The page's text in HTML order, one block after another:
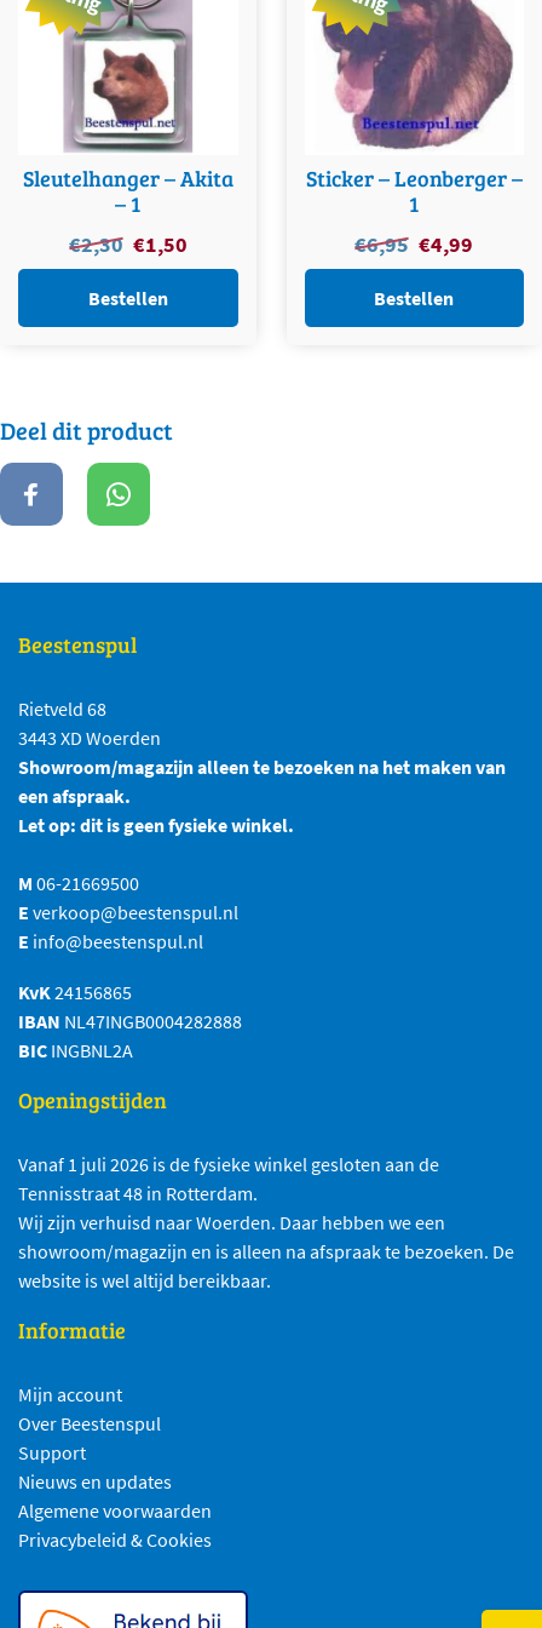
Sleutelhanger – Akita
– 1
€2,30 Oorspronkelijke
prijs
was:
€2,30.
€1,50Huidige
prijs
€1,50.
Bestellen
Sticker – Leonberger –
1
€6,95 Oorspronkelijke
prijs
was:
€6,95.
€4,99
prijs
€4,99.
Bestellen
Deel dit product
Beestenspul
Rietveld 68
3443 XD Woerden
Showroom/magazijn alleen te bezoeken na het maken van
een afspraak.
Let op: dit is geen fysieke winkel.
M 06-21669500
E verkoop@beestenspul.nl
E info@beestenspul.nl
KvK 24156865
IBAN NL47INGB0004282888
BIC INGBNL2A
Openingstijden
Vanaf 1 juli 2026 is de fysieke winkel gesloten aan de
Tennisstraat 48 in Rotterdam.
Wij zijn verhuisd naar Woerden. Daar hebben we een
showroom/magazijn en is alleen na afspraak te bezoeken. De
website is wel altijd bereikbaar.
Informatie
Mijn account
Over Beestenspul
Support
Nieuws en updates
Algemene voorwaarden
Privacybeleid & Cookies